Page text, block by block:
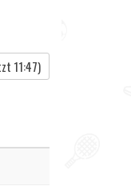
11:47)